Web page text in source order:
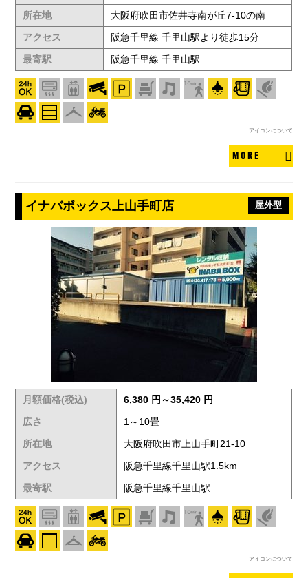
所在地
大阪府吹田市佐井寺南が丘7-10の南
アクセス
阪急千里線 千里山駅より徒歩15分
最寄駅
阪急千里線 千里山駅
アイコンについて
MORE
イナバボックス上山手町店 屋外型
月額価格(税込)
6,380 円～35,420 円
広さ
1～10畳
所在地
大阪府吹田市上山手町21-10
アクセス
阪急千里線千里山駅1.5km
最寄駅
阪急千里線千里山駅
アイコンについて